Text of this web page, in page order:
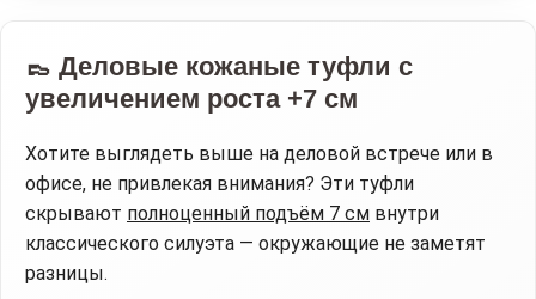
👞 Деловые кожаные туфли с
увеличением роста +7 см
Хотите выглядеть выше на деловой встрече или в
офисе, не привлекая внимания? Эти туфли
скрывают полноценный подъём 7 см внутри
классического силуэта — окружающие не заметят
разницы.